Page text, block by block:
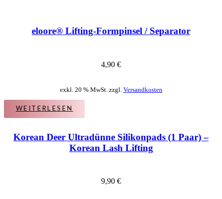
eloore® Lifting-Formpinsel / Separator
4,90 €
exkl. 20 % MwSt. zzgl. Versandkosten
WEITERLESEN
Korean Deer Ultradünne Silikonpads (1 Paar) –
Korean Lash Lifting
9,90 €